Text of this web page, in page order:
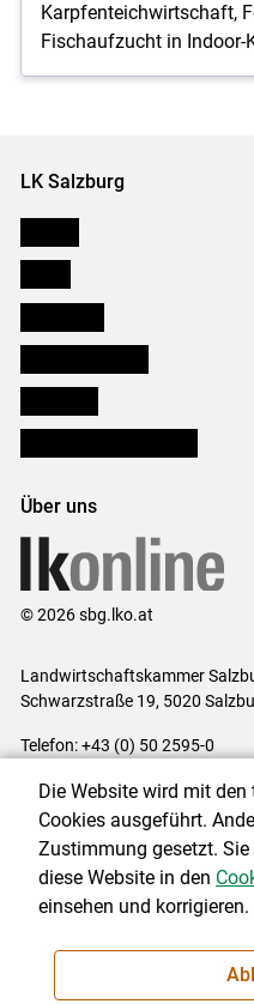
Karpfenteichwirtschaft,
Fischaufzucht in Indoor-
LK Salzburg
Über uns
© 2026 sbg.lko.at
Landwirtschaftskammer
Schwarzstraße 19, 5020
Telefon: +43 (0) 50 2595-0
Impressum|Kontakt|
Cookie-Einstellungen
NEWSLETTER
Die Website wird mit
Cookies ausgeführt.
Zustimmung gesetzt.
diese Website in den
einsehen und korrigieren.